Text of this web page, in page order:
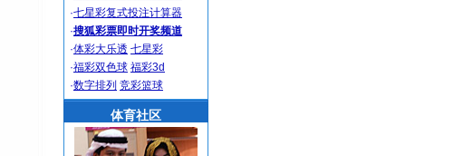
·七星彩复式投注计算器
·搜狐彩票即时开奖频道
·体彩大乐透 七星彩
·福彩双色球 福彩3d
·数字排列 竞彩篮球
体育社区